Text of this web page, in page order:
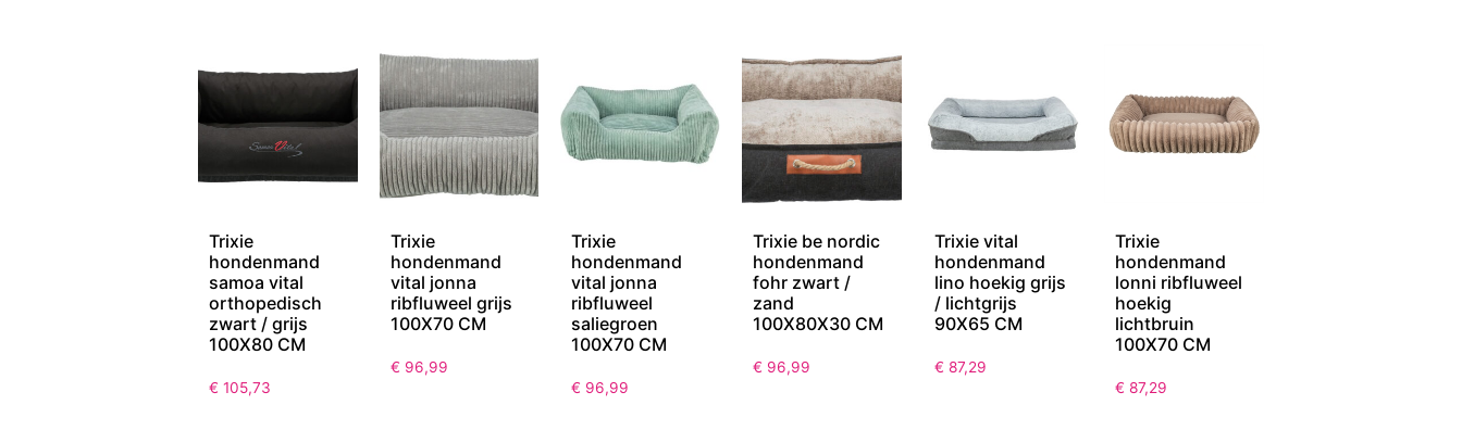
Trixie
hondenmand
samoa vital
orthopedisch
zwart / grijs
100X80 CM
€ 105,73
Trixie
hondenmand
vital jonna
ribfluweel grijs
100X70 CM
€ 96,99
Trixie
hondenmand
vital jonna
ribfluweel
saliegroen
100X70 CM
€ 96,99
Trixie be nordic
hondenmand
fohr zwart /
zand
100X80X30 CM
€ 96,99
Trixie vital
hondenmand
lino hoekig grijs
/ lichtgrijs
90X65 CM
€ 87,29
Trixie
hondenmand
lonni ribfluweel
hoekig
lichtbruin
100X70 CM
€ 87,29